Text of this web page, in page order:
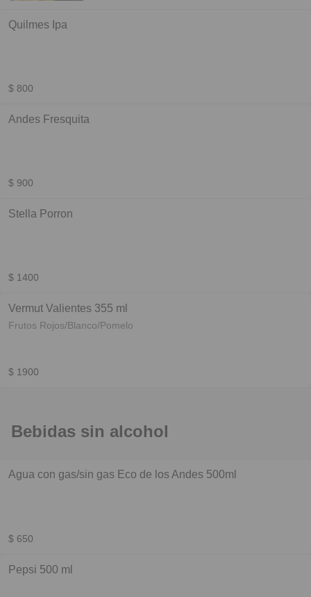
Quilmes Ipa
$ 800
Andes Fresquita
$ 900
Stella Porron
$ 1400
Vermut Valientes 355 ml
Frutos Rojos/Blanco/Pomelo
$ 1900
Bebidas sin alcohol
Agua con gas/sin gas Eco de los Andes 500ml
$ 650
Pepsi 500 ml